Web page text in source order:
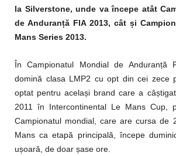
la Silverstone, unde va începe atât
de Anduranță FIA 2013, cât și
Mans Series 2013.
În Campionatul Mondial de Anduranță
domină clasa LMP2 cu opt din cei zece
optat pentru același brand care a câș
2011 în Intercontinental Le Mans Cup,
Campionatul mondial, care are cursa de
Mans ca etapă principală, începe
ușoară, de doar șase ore.